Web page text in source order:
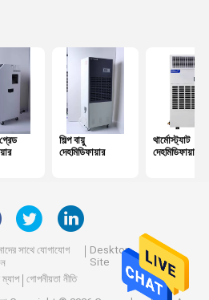
শিল্প বায়ু
দেহমিডিফায়ার
থার্মোস্ট্যাট
দেহমিডিফায়ার
সাথে যোগাযোগ
Desktop
Site
গোপনীয়তা নীতি